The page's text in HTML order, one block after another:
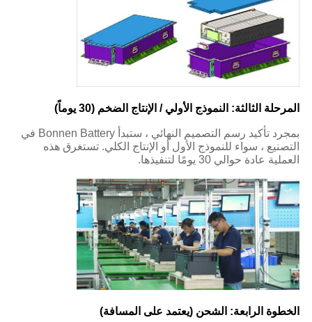
المرحلة الثالثة: النموذج الأولي / الإنتاج الضخم (30 يوماً)
بمجرد تأكيد رسم التصميم النهائي ، ستبدأ Bonnen Battery في
التصنيع ، سواء للنموذج الأول أو الإنتاج الكلي. تستغرق هذه
العملية عادة حوالي 30 يومًا لتنفيذها.
الخطوة الرابعة: الشحن (يعتمد على المسافة)